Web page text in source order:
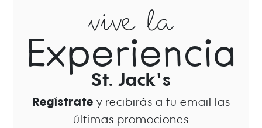
vive la
Experiencia
St. Jack's
Regístrate y recibirás a tu email las
últimas promociones